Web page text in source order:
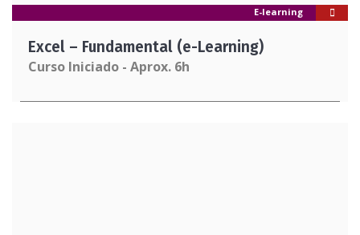
E-learning
Excel – Fundamental (e-Learning)
Curso Iniciado - Aprox. 6h